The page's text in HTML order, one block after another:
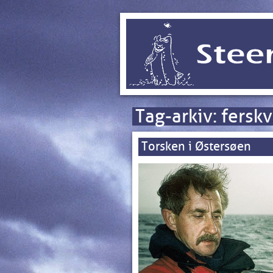
Tag-arkiv:
Torsken i Østersøen